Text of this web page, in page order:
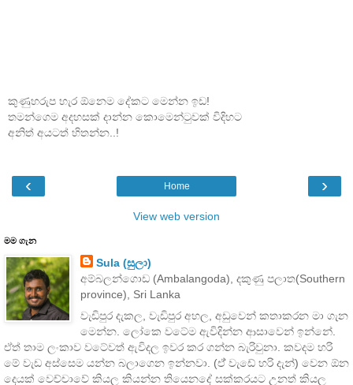
කුණුහරුප හැර ඕනෙම දේකට මෙන්න ඉඩ!
තමන්ගෙම අදහසක් දාන්න කොමෙන්ටුවක් විදිහට
අනිත් අයටත් හිතන්න..!
‹ ›
Home
View web version
මම ගැන
Sula (සුලා)
අම්බලන්ගොඩ (Ambalangoda), දකුණු පලාත(Southern
province), Sri Lanka
වැඩිපුර දැකල, වැඩිපුර අහල, අඩුවෙන් කතාකරන මා ගැන
මෙන්න. ලෝකෙ වටේම ඇවිදින්න ආසාවෙන් ඉන්නේ.
ඒත් තාම ලංකාව වටේවත් ඇවිදල ඉවර කර ගන්න බැරිවුනා. කවදම හරි
මේ වැඩ අස්සෙම යන්න බලාගෙන ඉන්නවා. (ඒ් වැඩේ හරි දැන්) වෙන ඕන
දෙයක් වෙච්චාවේ කියල කියන්න තියෙනදේ සක්කරයට උනත් කියල